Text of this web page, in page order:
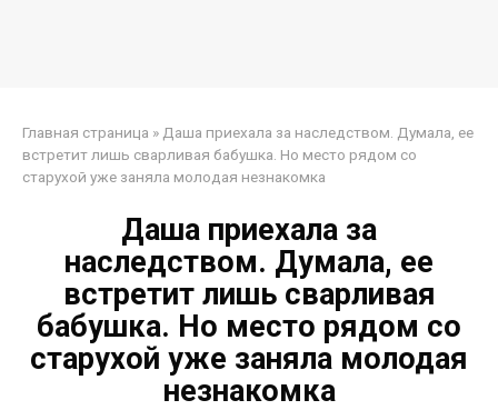
Главная страница » Даша приехала за наследством. Думала, ее
встретит лишь сварливая бабушка. Но место рядом со
старухой уже заняла молодая незнакомка
Даша приехала за
наследством. Думала, ее
встретит лишь сварливая
бабушка. Но место рядом со
старухой уже заняла молодая
незнакомка